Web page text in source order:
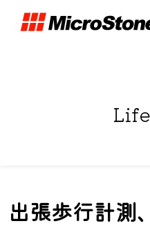
出張歩行計測